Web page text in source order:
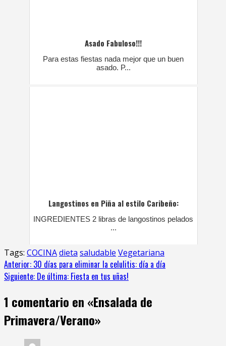
Asado Fabuloso!!!
Para estas fiestas nada mejor que un buen
asado. P...
Langostinos en Piña al estilo Caribeño:
INGREDIENTES 2 libras de langostinos pelados
...
Tags: COCINAdieta saludable Vegetariana
Anterior: 30 días para eliminar la celulitis: día a día
Siguiente: De última: Fiesta en tus uñas!
1 comentario en «Ensalada de
Primavera/Verano»